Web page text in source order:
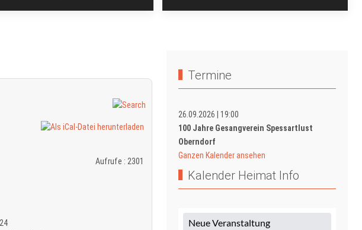
Aufrufe : 2301
Termine
26.09.2026
19:00
100 Jahre Gesangverein Spessartlust
Oberndorf
Ganzen Kalender ansehen
Kalender Heimat Info